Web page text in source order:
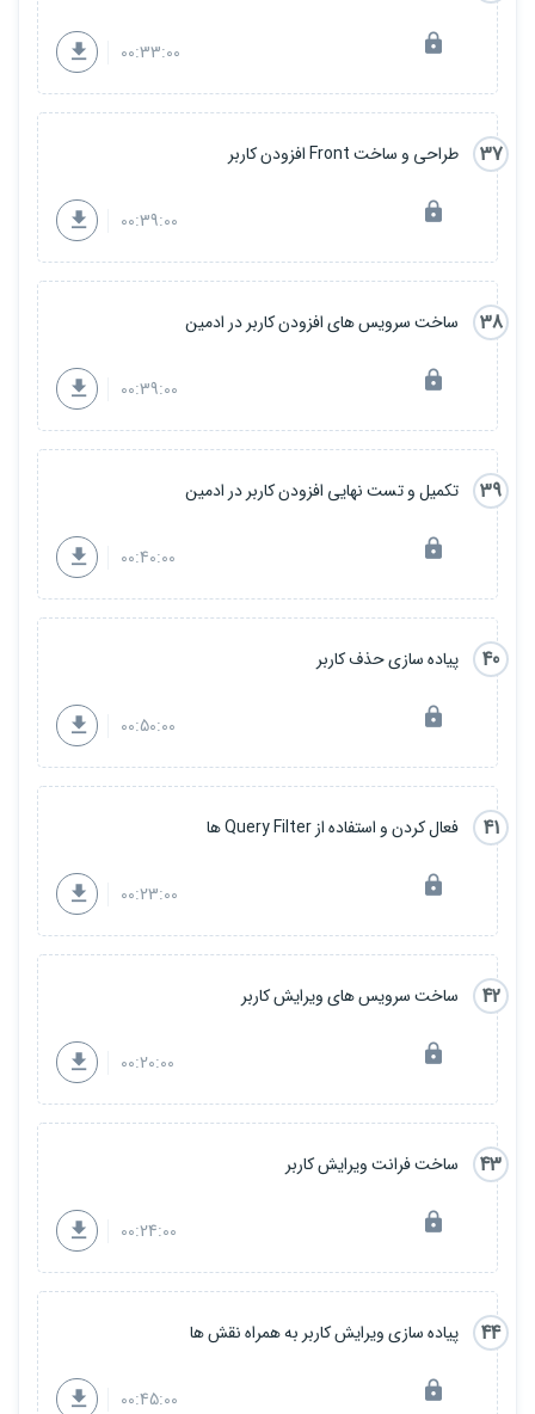
00:33:00
37 طراحی و ساخت Front افزودن کاربر
00:39:00
38 ساخت سرویس های افزودن کاربر در ادمین
00:39:00
39 تکمیل و تست نهایی افزودن کاربر در ادمین
00:40:00
40 پیاده سازی حذف کاربر
00:50:00
41 فعال کردن و استفاده از Query Filter ها
00:23:00
42 ساخت سرویس های ویرایش کاربر
00:20:00
43 ساخت فرانت ویرایش کاربر
00:24:00
44 پیاده سازی ویرایش کاربر به همراه نقش ها
00:45:00